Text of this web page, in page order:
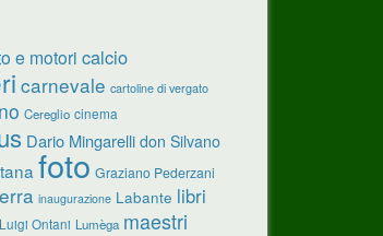
e motori calcio
carnevale cartoline di vergato
Cereglio cinema
Dario Mingarelli don Silvano
foto Graziano Pederzani
inaugurazione Labante libri
Luigi Ontani Lumèga maestri